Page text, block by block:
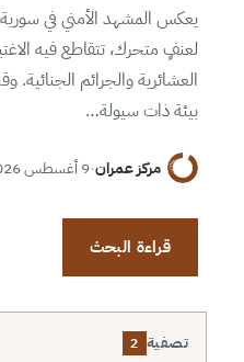
يعكس المشهد الأمني في سورية
لعنفٍ متحرك، تتقاطع فيه
العشائرية والجرائم
بيئة ذات سيولة…
مركز عمران·9 أغسطس 2026
قراءة البحث
تصفية 2